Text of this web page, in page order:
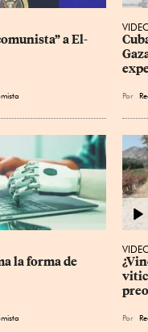
a El-
Por
la forma de
Por